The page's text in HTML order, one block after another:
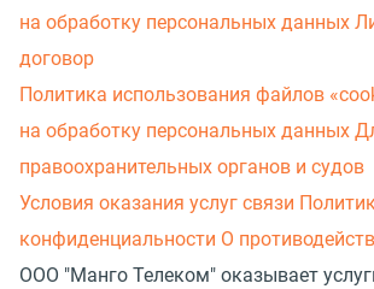
на обработку персональных данных
договор
Политика использования файлов
на обработку персональных данных
правоохранительных органов и судов
Условия оказания услуг связи
конфиденциальности О
ООО "Манго Телеком" оказывает